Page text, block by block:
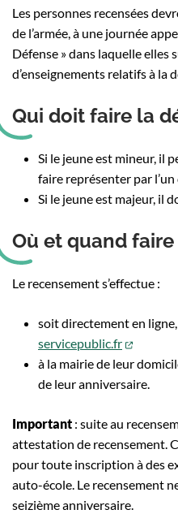
Les personnes recensées
de l’armée, à une journée
Défense » dans laquelle elles
d’enseignements relatifs à la
Qui doit faire la
Si le jeune est mineur, il
faire représenter par l’un
Si le jeune est majeur, il
Où et quand
Le recensement s’effectue :
soit directement en ligne,
servicepublic.fr
à la mairie de leur
de leur anniversaire.
Important : suite au
attestation de recensement.
pour toute inscription à des
auto-école. Le recensement
seizième anniversaire.